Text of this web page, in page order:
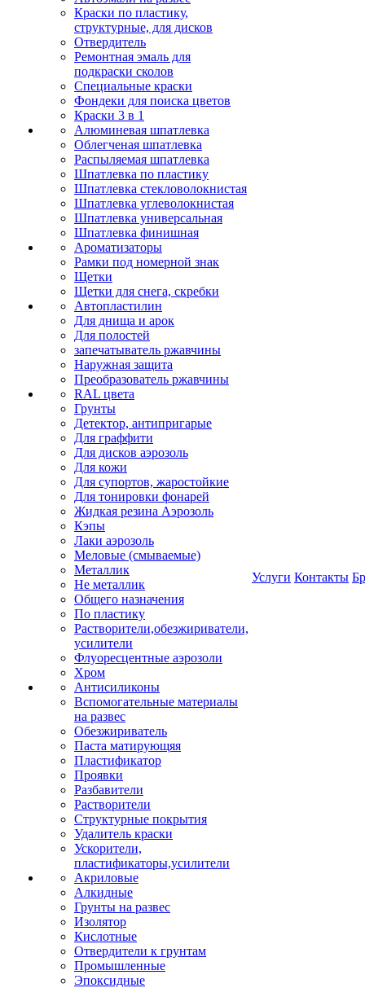
Краски по пластику,
структурные, для дисков
Отвердитель
Ремонтная эмаль для
подкраски сколов
Специальные краски
Фондеки для поиска цветов
Краски 3 в 1
Алюминевая шпатлевка
Облегченая шпатлевка
Распыляемая шпатлевка
Шпатлевка по пластику
Шпатлевка стекловолокнистая
Шпатлевка углеволокнистая
Шпатлевка универсальная
Шпатлевка финишная
Ароматизаторы
Рамки под номерной знак
Щетки
Щетки для снега, скребки
Автопластилин
Для днища и арок
Для полостей
запечатыватель ржавчины
Наружная защита
Преобразователь ржавчины
RAL цвета
Грунты
Детектор, антипригарые
Для граффити
Для дисков аэрозоль
Для кожи
Для супортов, жаростойкие
Для тонировки фонарей
Жидкая резина Аэрозоль
Кэпы
Лаки аэрозоль
Меловые (смываемые)
Металлик
Не металлик
Общего назначения
По пластику
Растворители,обезжириватели,
усилители
Флуоресцентные аэрозоли
Хром
Антисиликоны
Вспомогательные материалы
на развес
Обезжириватель
Паста матирующяя
Пластификатор
Проявки
Разбавители
Растворители
Структурные покрытия
Удалитель краски
Ускорители,
пластификаторы,усилители
Акриловые
Алкидные
Грунты на развес
Изолятор
Кислотные
Отвердители к грунтам
Промышленные
Эпоксидные
Услуги Контакты